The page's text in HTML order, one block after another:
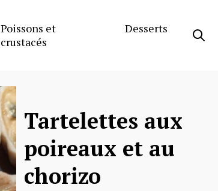
Poissons et
crustacés
Desserts
Tartelettes aux
poireaux et au
chorizo